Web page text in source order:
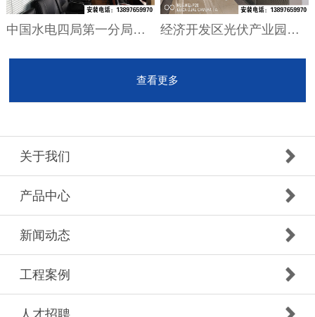
中国水电四局第一分局砂纹灰双玻百叶隔断 经济开发区光伏产业园电泳银双玻百叶完工
查看更多
关于我们
产品中心
新闻动态
工程案例
人才招聘